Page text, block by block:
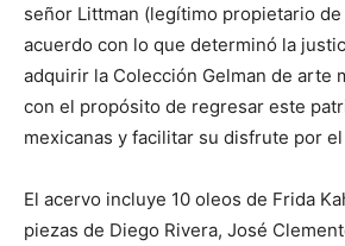
señor Littman (legítimo propietario
acuerdo con lo que determinó la
adquirir la Colección Gelman de arte
con el propósito de regresar este
mexicanas y facilitar su disfrute por
El acervo incluye 10 oleos de Frida
piezas de Diego Rivera, José